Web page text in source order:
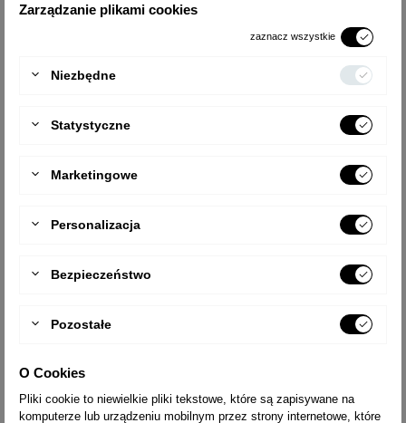
Producent:
742 73 Veřovice

przegubowa 4-
Zarządzanie plikami cookies
zaznacz wszystkie
Niezbędne
Statystyczne
Marketingowe
Personalizacja
Bezpieczeństwo
Pozostałe
O Cookies
Pliki cookie to niewielkie pliki tekstowe, które są zapisywane na
komputerze lub urządzeniu mobilnym przez strony internetowe, które